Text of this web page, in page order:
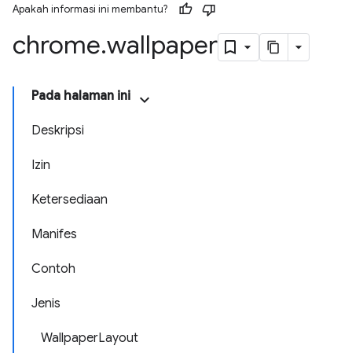
Apakah informasi ini membantu?
chrome.wallpaper
Pada halaman ini
Deskripsi
Izin
Ketersediaan
Manifes
Contoh
Jenis
WallpaperLayout